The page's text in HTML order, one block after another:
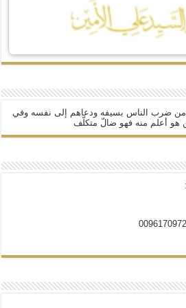
من ضرب الناس بسيفه ودعاهم إلى نفسه وفي
هو أعلم منه فهو ضالّ متكلّف